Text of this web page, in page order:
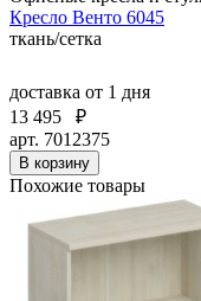
Кресло Венто 6045
ткань/сетка
доставка от 1 дня
13 495
₽
арт. 7012375
В корзину
Похожие товары